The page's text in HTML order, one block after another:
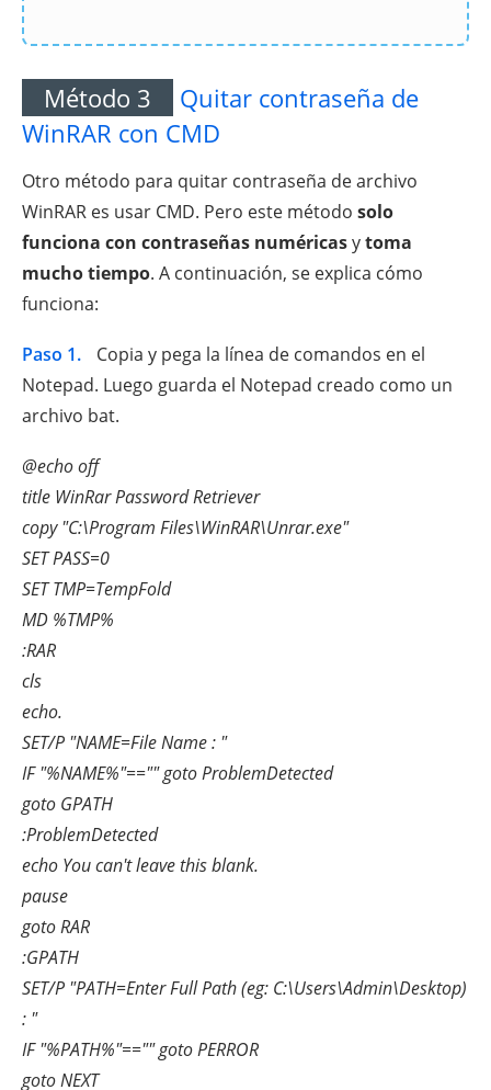
Método 3
Quitar contraseña de
WinRAR con CMD
Otro método para quitar contraseña de archivo
WinRAR es usar CMD. Pero este método solo
funciona con contraseñas numéricasytoma
mucho tiempo. A continuación, se explica cómo
funciona:
Paso 1.
Copia y pega la línea de comandos en el
Notepad. Luego guarda el Notepad creado como un
archivo bat.
@echo off
title WinRar Password Retriever
copy "C:\Program Files\WinRAR\Unrar.exe"
SET PASS=0
SET TMP=TempFold
MD %TMP%
:RAR
cls
echo.
SET/P "NAME=File Name : "
IF "%NAME%"=="" goto ProblemDetected
goto GPATH
:ProblemDetected
echo You can't leave this blank.
pause
goto RAR
:GPATH
SET/P "PATH=Enter Full Path (eg: C:\Users\Admin\Desktop)
: "
IF "%PATH%"=="" goto PERROR
goto NEXT